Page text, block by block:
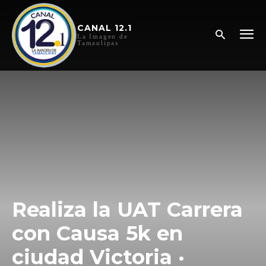
CANAL 12.1
La Imagen de
Tamaulipas
Realiza la UAT Carrera
con Causa 5k en
ciudad Victoria ·